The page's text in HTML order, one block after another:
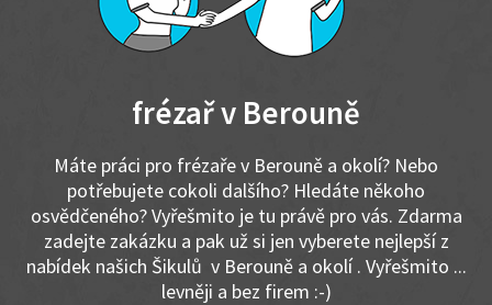
frézař v Berouně
Máte práci pro frézaře v Berouně a okolí? Nebo
potřebujete cokoli dalšího? Hledáte někoho
osvědčeného? Vyřešmito je tu právě pro vás. Zdarma
zadejte zakázku a pak už si jen vyberete nejlepší z
nabídek našich Šikulů v Berouně a okolí . Vyřešmito ...
levněji a bez firem :-)